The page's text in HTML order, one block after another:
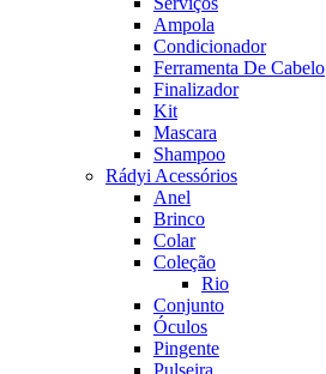
Ampola
Condicionador
Ferramenta De Cabelo
Finalizador
Kit
Mascara
Shampoo
Rádyi Acessórios
Anel
Brinco
Colar
Coleção
Rio
Conjunto
Óculos
Pingente
Pulseira